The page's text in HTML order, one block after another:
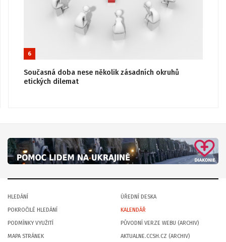
6
Současná doba nese několik zásadních okruhů
etických dilemat
HLEDÁNÍ
POKROČILÉ HLEDÁNÍ
PODMÍNKY VYUŽITÍ
MAPA STRÁNEK
ÚŘEDNÍ DESKA
KALENDÁŘ
PŮVODNÍ VERZE WEBU (ARCHIV)
AKTUALNE.CCSH.CZ (ARCHIV)